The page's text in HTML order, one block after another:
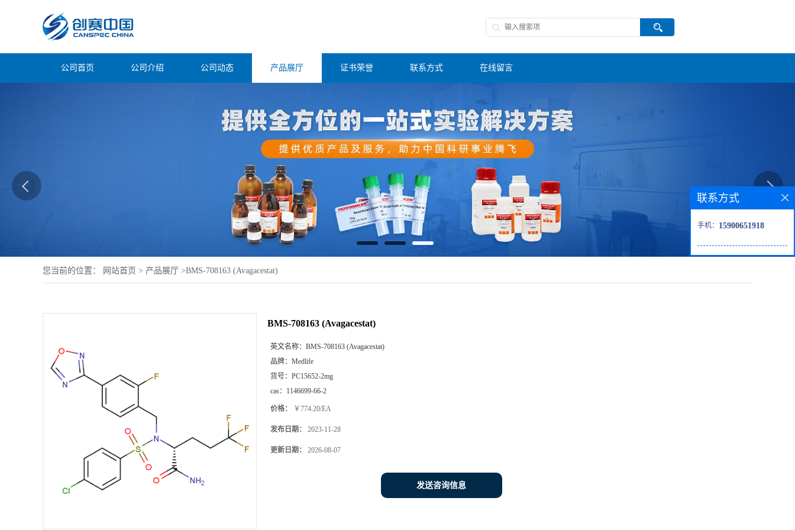
公司首页 公司介绍 公司动态 产品展厅 证书荣誉 联系方式 在线留言
您当前的位置： 网站首页 > 产品展厅 >BMS-708163 (Avagacestat)
BMS-708163 (Avagacestat)
英文名称： BMS-708163 (Avagacestat)
品牌： Medlife
货号： PC15652-2mg
cas： 1146699-66-2
价格： ￥774.20/EA
发布日期： 2023-11-28
更新日期： 2026-08-07
发送咨询信息
联系方式
手机： 15900651918